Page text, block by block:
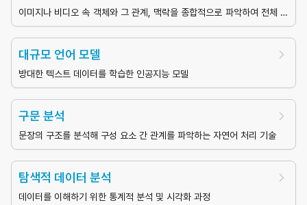
이미지나 비디오 속 객체와 그 관계, 맥락을 종합적으로 파악하여 전체 상
황을 해석하는 컴퓨터 비전 기술
대규모 언어 모델
방대한 텍스트 데이터를 학습한 인공지능 모델
구문 분석
문장의 구조를 분석해 구성 요소 간 관계를 파악하는 자연어 처리 기술
탐색적 데이터 분석
데이터를 이해하기 위한 통계적 분석 및 시각화 과정